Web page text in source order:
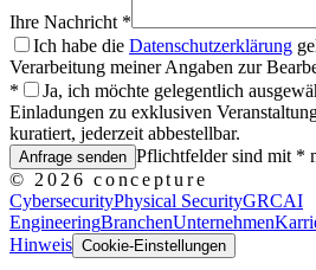
Ihre Nachricht *
Ich habe die Datenschutzerklärung
Verarbeitung meiner Angaben zur
*
Ja, ich möchte gelegentlich
Einladungen zu exklusiven
kuratiert, jederzeit abbestellbar.
Anfrage senden Pflichtfelder sind mit *
© 2026 concepture
CybersecurityPhysical SecurityGRCAI
EngineeringBranchenUnternehmen
Hinweis Cookie-Einstellungen